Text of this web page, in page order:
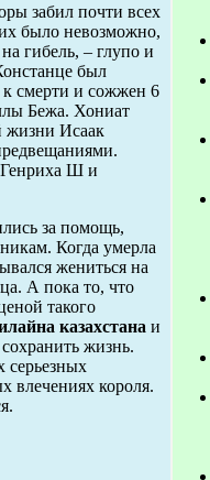
забил почти всех
было невозможно,
гибель, – глупо и
был
к смерти и сожжен 6
Бежа. Хониат
жизни Исаак
Ш и
за помощь,
Когда умерла
жениться на
А пока то, что
такого
казахстана и
жизнь.
серьезных
влечениях короля.